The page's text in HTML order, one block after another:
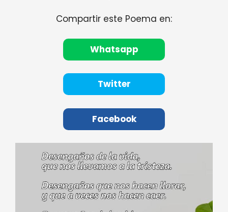
Compartir este Poema en:
Whatsapp
Twitter
Facebook